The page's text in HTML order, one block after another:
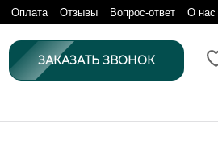
Оплата Отзывы Вопрос-ответ О нас
ЗАКАЗАТЬ ЗВОНОК